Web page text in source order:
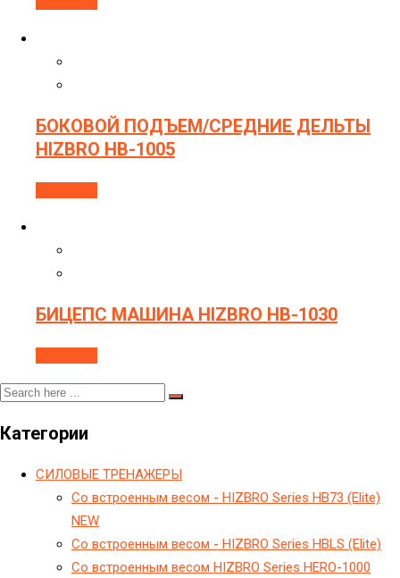
БОКОВОЙ ПОДЪЕМ/СРЕДНИЕ ДЕЛЬТЫ
HIZBRO HB-1005
БИЦЕПС МАШИНА HIZBRO HB-1030
Категории
CИЛОВЫЕ ТРЕНАЖЕРЫ
Cо встроенным весом - HIZBRO Series HB73 (Elite)
NEW
Cо встроенным весом - HIZBRO Series HBLS (Elite)
Cо встроенным весом HIZBRO Series HERO-1000